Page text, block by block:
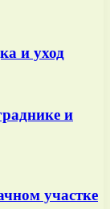
и уход
и
участке